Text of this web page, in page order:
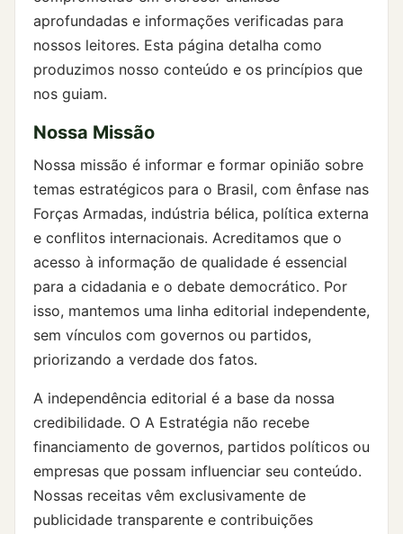
aprofundadas e informações verificadas para
nossos leitores. Esta página detalha como
produzimos nosso conteúdo e os princípios que
nos guiam.
Nossa Missão
Nossa missão é informar e formar opinião sobre
temas estratégicos para o Brasil, com ênfase nas
Forças Armadas, indústria bélica, política externa
e conflitos internacionais. Acreditamos que o
acesso à informação de qualidade é essencial
para a cidadania e o debate democrático. Por
isso, mantemos uma linha editorial independente,
sem vínculos com governos ou partidos,
priorizando a verdade dos fatos.
A independência editorial é a base da nossa
credibilidade. O A Estratégia não recebe
financiamento de governos, partidos políticos ou
empresas que possam influenciar seu conteúdo.
Nossas receitas vêm exclusivamente de
publicidade transparente e contribuições